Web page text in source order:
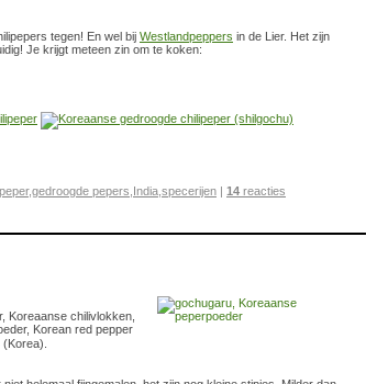
tegen! En wel bij Westlandpeppers in de Lier. Het zijn
Je krijgt meteen zin om te koken:
,gedroogde pepers India specerijen | 14 reacties
Koreaanse chilivlokken,
Korean red pepper